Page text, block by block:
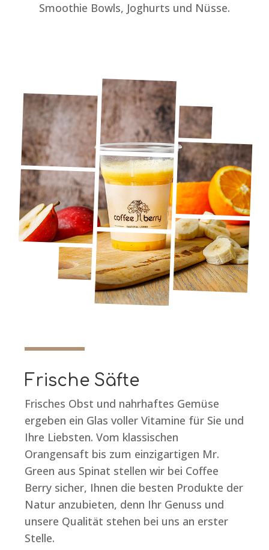
Smoothie Bowls, Joghurts und Nüsse.
Frische Säfte
Frisches Obst und nahrhaftes Gemüse
ergeben ein Glas voller Vitamine für Sie und
Ihre Liebsten. Vom klassischen
Orangensaft bis zum einzigartigen Mr.
Green aus Spinat stellen wir bei Coffee
Berry sicher, Ihnen die besten Produkte der
Natur anzubieten, denn Ihr Genuss und
unsere Qualität stehen bei uns an erster
Stelle.